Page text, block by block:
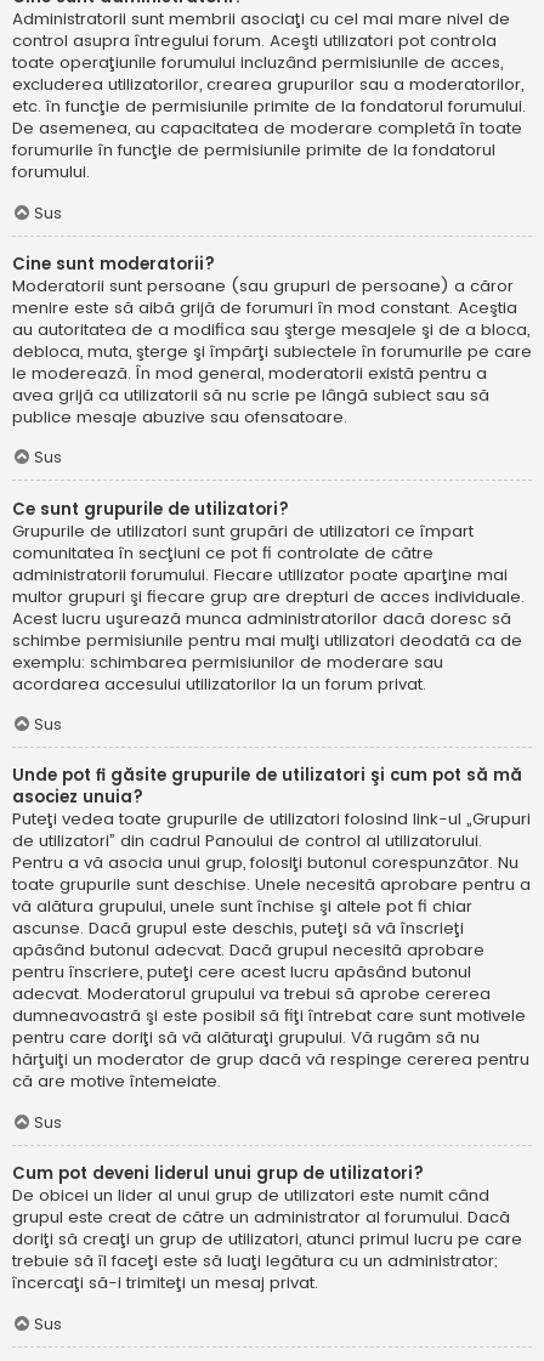
Administratorii sunt membrii asociaţi cu cel mai mare nivel de
control asupra întregului forum. Aceşti utilizatori pot controla
toate operaţiunile forumului incluzând permisiunile de acces,
excluderea utilizatorilor, crearea grupurilor sau a moderatorilor,
etc. în funcţie de permisiunile primite de la fondatorul forumului.
De asemenea, au capacitatea de moderare completă în toate
forumurile în funcţie de permisiunile primite de la fondatorul
forumului.
Sus
Cine sunt moderatorii?
Moderatorii sunt persoane (sau grupuri de persoane) a căror
menire este să aibă grijă de forumuri în mod constant. Aceştia
au autoritatea de a modifica sau şterge mesajele şi de a bloca,
debloca, muta, şterge şi împărţi subiectele în forumurile pe care
le moderează. În mod general, moderatorii există pentru a
avea grijă ca utilizatorii să nu scrie pe lângă subiect sau să
publice mesaje abuzive sau ofensatoare.
Sus
Ce sunt grupurile de utilizatori?
Grupurile de utilizatori sunt grupări de utilizatori ce împart
comunitatea în secţiuni ce pot fi controlate de către
administratorii forumului. Fiecare utilizator poate aparţine mai
multor grupuri şi fiecare grup are drepturi de acces individuale.
Acest lucru uşurează munca administratorilor dacă doresc să
schimbe permisiunile pentru mai mulţi utilizatori deodată ca de
exemplu: schimbarea permisiunilor de moderare sau
acordarea accesului utilizatorilor la un forum privat.
Sus
Unde pot fi găsite grupurile de utilizatori şi cum pot să mă
asociez unuia?
Puteţi vedea toate grupurile de utilizatori folosind link-ul „Grupuri
de utilizatori” din cadrul Panoului de control al utilizatorului.
Pentru a vă asocia unui grup, folosiţi butonul corespunzător. Nu
toate grupurile sunt deschise. Unele necesită aprobare pentru a
vă alătura grupului, unele sunt închise şi altele pot fi chiar
ascunse. Dacă grupul este deschis, puteţi să vă înscrieţi
apăsând butonul adecvat. Dacă grupul necesită aprobare
pentru înscriere, puteţi cere acest lucru apăsând butonul
adecvat. Moderatorul grupului va trebui să aprobe cererea
dumneavoastră şi este posibil să fiţi întrebat care sunt motivele
pentru care doriţi să vă alăturaţi grupului. Vă rugăm să nu
hărţuiţi un moderator de grup dacă vă respinge cererea pentru
că are motive întemeiate.
Sus
Cum pot deveni liderul unui grup de utilizatori?
De obicei un lider al unui grup de utilizatori este numit când
grupul este creat de către un administrator al forumului. Dacă
doriţi să creaţi un grup de utilizatori, atunci primul lucru pe care
trebuie să îl faceţi este să luaţi legătura cu un administrator;
încercaţi să-i trimiteţi un mesaj privat.
Sus